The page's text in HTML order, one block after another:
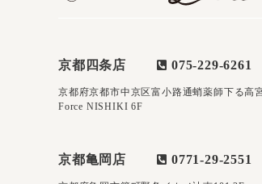
京都四条店 075-229-6261
京都府京都市中京区富小路通蛸薬師下る高
Force NISHIKI 6F
京都亀岡店 0771-29-2551